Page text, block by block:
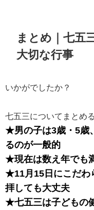
まとめ｜七五
大切な行事
いかがでしたか？
七五三についてまとめる
★男の子は3歳・5歳
るのが一般的
★現在は数え年でも
★11月15日にこだわ
拝しても大丈夫
★七五三は子どもの